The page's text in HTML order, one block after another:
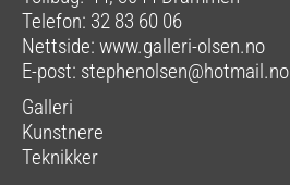
Telefon: 32 83 60 06
Nettside: www.galleri-olsen.no
E-post: stephenolsen@hotmail.no
Galleri
Kunstnere
Teknikker